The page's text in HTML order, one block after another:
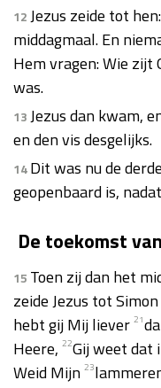
12Jezus zeide tot
middagmaal. En
Hem vragen: Wie zijt
was.
13Jezus dan kwam,
en den vis desgelijks.
14Dit was nu de
geopenbaard is,
De toekomst
15 Toen zij dan het
zeide Jezus tot
hebt gij Mij liever 21
Heere, 22Gij weet dat
Weid Mijn 23